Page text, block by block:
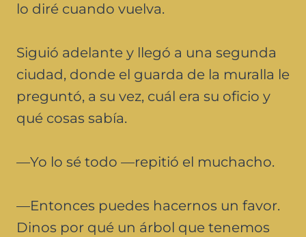
lo diré cuando vuelva.
Siguió adelante y llegó a una segunda
ciudad, donde el guarda de la muralla le
preguntó, a su vez, cuál era su oficio y
qué cosas sabía.
—Yo lo sé todo —repitió el muchacho.
—Entonces puedes hacernos un favor.
Dinos por qué un árbol que tenemos